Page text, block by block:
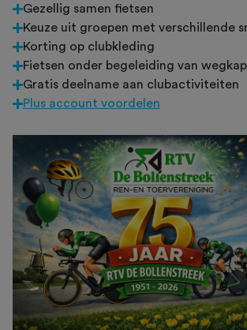
Gezellig samen fietsen
Keuze uit groepen met verschillende
Korting op clubkleding
Fietsen onder begeleiding van
Gratis deelname aan clubactiviteiten
Plus account voordelen